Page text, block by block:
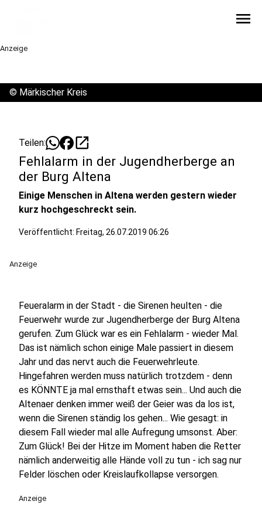
menu
Anzeige
© Märkischer Kreis
Teilen: open_in_new
Fehlalarm in der Jugendherberge an
der Burg Altena
Einige Menschen in Altena werden gestern wieder
kurz hochgeschreckt sein.
Veröffentlicht: Freitag, 26.07.2019 06:26
Anzeige
Feueralarm in der Stadt - die Sirenen heulten - die
Feuerwehr wurde zur Jugendherberge der Burg Altena
gerufen. Zum Glück war es ein Fehlalarm - wieder Mal.
Das ist nämlich schon einige Male passiert in diesem
Jahr und das nervt auch die Feuerwehrleute.
Hingefahren werden muss natürlich trotzdem - denn
es KÖNNTE ja mal ernsthaft etwas sein... Und auch die
Altenaer denken immer weiß der Geier was da los ist,
wenn die Sirenen ständig los gehen... Wie gesagt: in
diesem Fall wieder mal alle Aufregung umsonst. Aber:
Zum Glück! Bei der Hitze im Moment haben die Retter
nämlich anderweitig alle Hände voll zu tun - ich sag nur
Felder löschen oder Kreislaufkollapse versorgen.
Anzeige